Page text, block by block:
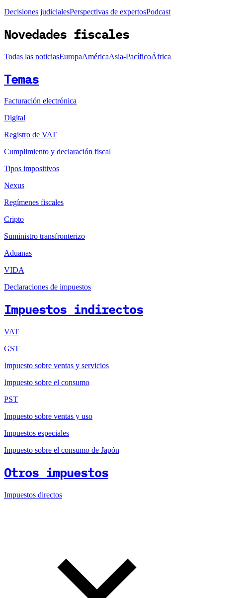
Decisiones judicialesPerspectivas de expertosPodcast
Novedades fiscales
Todas las noticiasEuropaAméricaAsia-PacíficoÁfrica
Temas
Facturación electrónica
Digital
Registro de VAT
Cumplimiento y declaración fiscal
Tipos impositivos
Nexus
Regímenes fiscales
Cripto
Suministro transfronterizo
Aduanas
VIDA
Declaraciones de impuestos
Impuestos indirectos
VAT
GST
Impuesto sobre ventas y servicios
Impuesto sobre el consumo
PST
Impuesto sobre ventas y uso
Impuestos especiales
Impuesto sobre el consumo de Japón
Otros impuestos
Impuestos directos